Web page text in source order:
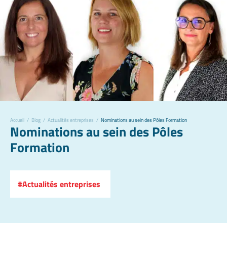
Accueil / Blog / Actualités entreprises / Nominations au sein des Pôles Formation
Nominations au sein des Pôles
Formation
Actualités entreprises